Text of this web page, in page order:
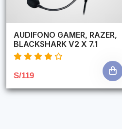
AUDIFONO GAMER, RAZER,
BLACKSHARK V2 X 7.1
S/119